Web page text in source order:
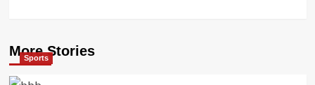
More Stories
Sports